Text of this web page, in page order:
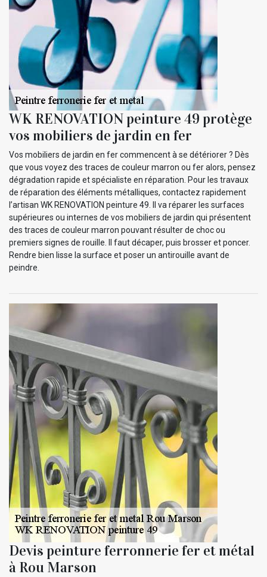
WK RENOVATION peinture 49 protège
vos mobiliers de jardin en fer
Vos mobiliers de jardin en fer commencent à se détériorer ? Dès
que vous voyez des traces de couleur marron ou fer alors, pensez
dégradation rapide et spécialiste en réparation. Pour les travaux
de réparation des éléments métalliques, contactez rapidement
l’artisan WK RENOVATION peinture 49. Il va réparer les surfaces
supérieures ou internes de vos mobiliers de jardin qui présentent
des traces de couleur marron pouvant résulter de choc ou
premiers signes de rouille. Il faut décaper, puis brosser et poncer.
Rendre bien lisse la surface et poser un antirouille avant de
peindre.
Devis peinture ferronnerie fer et métal
à Rou Marson